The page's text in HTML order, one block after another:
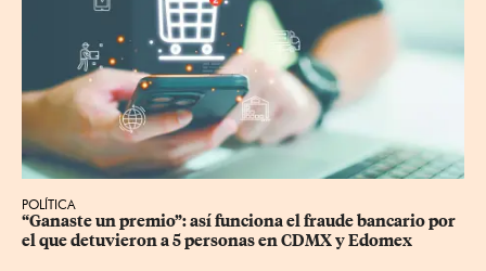
POLÍTICA
“Ganaste un premio”: así funciona el fraude bancario por
el que detuvieron a 5 personas en CDMX y Edomex